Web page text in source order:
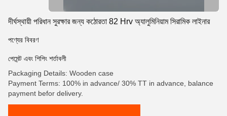
দীর্ঘস্থায়ী পরিধান সুরক্ষার জন্য কঠোরতা 82 Hrv অ্যালুমিনিয়াম সিরামিক লাইনার
পণ্যের বিবরণ
পেমেন্ট এবং শিপিং শর্তাবলী
Packaging Details: Wooden case
Payment Terms: 100% in advance/ 30% TT in advance, balance
payment befor delivery.